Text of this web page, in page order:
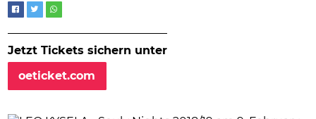
Jetzt Tickets sichern unter
oeticket.com